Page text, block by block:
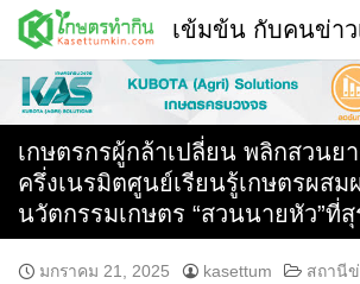
Skip
content
พืช
หน้าแรก
แวดวงเกษตร
เข้มข้น กับคนข่าว
เกษตรกรผู้กล้าเปลี่ยน พลิกสวนย
ครึ่งเนรมิตศูนย์เรียนรู้เกษตรผสม
นวัตกรรมเกษตร “สวนนายหัว”ที่
มกราคม 21, 2025 kasettum สถานี